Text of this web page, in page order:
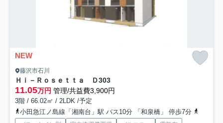
NEW
藤沢市石川
Ｈｉ－Ｒｏｓｅｔｔａ Ｄ303
11.05万円 管理/共益費3,900円
3階 / 66.02㎡ / 2LDK /予定
小田急江ノ島線「湘南台」駅 バス10分 「和泉橋」 停歩7分